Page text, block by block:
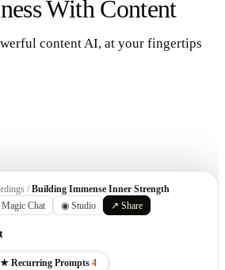
With Content
content AI, at your fingertips
/Building Immense Inner Strength
Chat ◉ Studio ↗ Share
★ Recurring Prompts 4